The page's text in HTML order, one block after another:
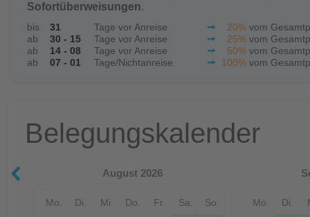
Sofortüberweisungen.
bis 31 Tage vor Anreise 20% vom
ab
30 - 15 Tage vor Anreise 25% vom
ab
14 - 08 Tage vor Anreise 50% vom
ab
07 - 01 Tage/Nichtanreise 100% vom
Belegungskalender
August 2026
Mo. Di. Mi. Do. Fr. Sa. So. Mo. Di.